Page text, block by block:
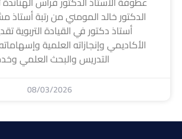
الدكتور خالد المومني من رتبة أستاذ
أستاذ دكتور في القيادة التربوية
الأكاديمي وإنجازاته العلمية
التدريس والبحث العلمي
08/03/2026